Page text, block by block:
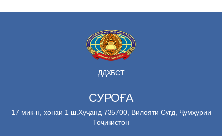
ДДҲБСТ
СУРОҒА
17 мик-н, хонаи 1 ш.Хуҷанд 735700, Вилояти Суғд, Ҷумҳурии
Тоҷикистон